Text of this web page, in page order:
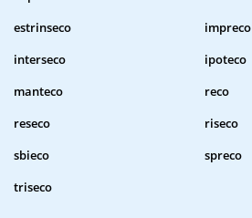
estrinseco
impreco
interseco
ipoteco
manteco
reco
reseco
riseco
sbieco
spreco
triseco